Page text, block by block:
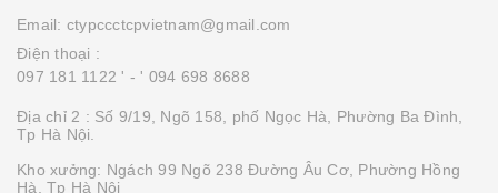
Email: ctypccctcpvietnam@gmail.com
Điện thoại :
097 181 1122 ' - ' 094 698 8688
Địa chỉ 2 : Số 9/19, Ngõ 158, phố Ngọc Hà, Phường Ba Đình,
Tp Hà Nội.
Kho xưởng: Ngách 99 Ngõ 238 Đường Âu Cơ, Phường Hồng
Hà, Tp Hà Nội